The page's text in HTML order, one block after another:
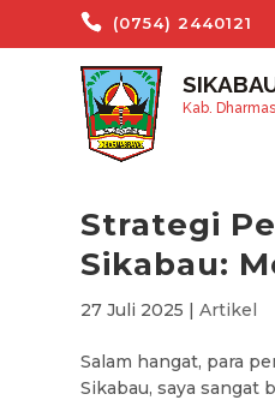
(0754) 2440121
Kab.
Strategi
Sikabau:
27 Juli 2025 |Artikel
Salam hangat, para
Sikabau, saya